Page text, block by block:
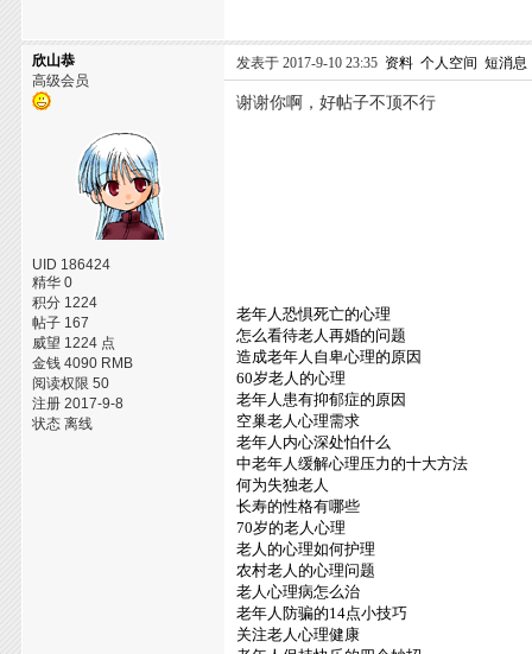
欣山恭
高级会员
UID 186424
精华 0
积分 1224
帖子 167
威望 1224 点
金钱 4090 RMB
阅读权限 50
注册 2017-9-8
状态 离线
发表于 2017-9-10 23:35 资料 个人空间 短消息
谢谢你啊，好帖子不顶不行
老年人恐惧死亡的心理
怎么看待老人再婚的问题
造成老年人自卑心理的原因
60岁老人的心理
老年人患有抑郁症的原因
空巢老人心理需求
老年人内心深处怕什么
中老年人缓解心理压力的十大方法
何为失独老人
长寿的性格有哪些
70岁的老人心理
老人的心理如何护理
农村老人的心理问题
老人心理病怎么治
老年人防骗的14点小技巧
关注老人心理健康